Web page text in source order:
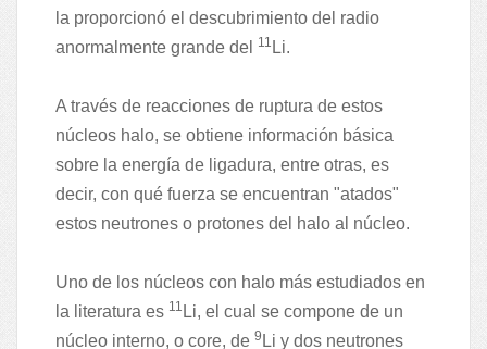
la proporcionó el descubrimiento del radio
anormalmente grande del
11 Li.
A través de reacciones de ruptura de estos
núcleos halo, se obtiene información básica
sobre la energía de ligadura, entre otras, es
decir, con qué fuerza se encuentran "atados"
estos neutrones o protones del halo al núcleo.
Uno de los núcleos con halo más estudiados en
la literatura es 11 Li, el cual se compone de un
núcleo interno, o core, de 9 Li y dos neutrones